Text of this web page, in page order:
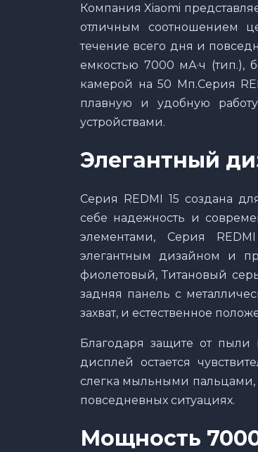
Компания Xiaomi
отличным соотношением
течение всего дня и
емкостью 7000 мА·ч
камерой на 50 Мп.Серия
плавную и удобную
устройствами.
Элегантный
Серия REDMI 15 создана
себе надежность и
элементами, Серия
элегантным дизайном и
фиолетовый, Титановый
задняя панель с
захват, и естественное
Благодаря защите от
дисплей остается
слегка мыльными пальцами,
повседневных ситуациях.
Мощность